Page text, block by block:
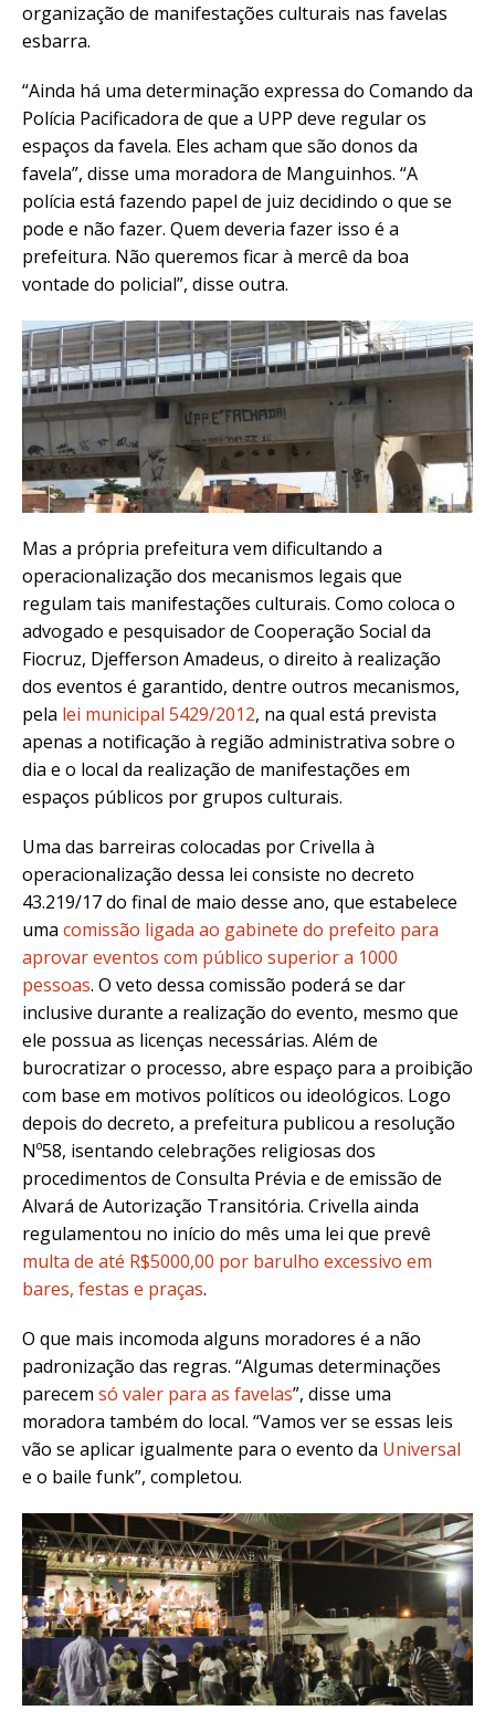
organização de manifestações culturais nas favelas
esbarra.
“Ainda há uma determinação expressa do Comando da
Polícia Pacificadora de que a UPP deve regular os
espaços da favela. Eles acham que são donos da
favela”, disse uma moradora de Manguinhos. “A
polícia está fazendo papel de juiz decidindo o que se
pode e não fazer. Quem deveria fazer isso é a
prefeitura. Não queremos ficar à mercê da boa
vontade do policial”, disse outra.
Mas a própria prefeitura vem dificultando a
operacionalização dos mecanismos legais que
regulam tais manifestações culturais. Como coloca o
advogado e pesquisador de Cooperação Social da
Fiocruz, Djefferson Amadeus, o direito à realização
dos eventos é garantido, dentre outros mecanismos,
pela lei municipal 5429/2012, na qual está prevista
apenas a notificação à região administrativa sobre o
dia e o local da realização de manifestações em
espaços públicos por grupos culturais.
Uma das barreiras colocadas por Crivella à
operacionalização dessa lei consiste no decreto
43.219/17 do final de maio desse ano, que estabelece
uma comissão ligada ao gabinete do prefeito para
aprovar eventos com público superior a 1000
pessoas. O veto dessa comissão poderá se dar
inclusive durante a realização do evento, mesmo que
ele possua as licenças necessárias. Além de
burocratizar o processo, abre espaço para a proibição
com base em motivos políticos ou ideológicos. Logo
depois do decreto, a prefeitura publicou a resolução
Nº58, isentando celebrações religiosas dos
procedimentos de Consulta Prévia e de emissão de
Alvará de Autorização Transitória. Crivella ainda
regulamentou no início do mês uma lei que prevê
multa de até R$5000,00 por barulho excessivo em
bares, festas e praças.
O que mais incomoda alguns moradores é a não
padronização das regras. “Algumas determinações
parecem só valer para as favelas”, disse uma
moradora também do local. “Vamos ver se essas leis
vão se aplicar igualmente para o evento da Universal
e o baile funk”, completou.